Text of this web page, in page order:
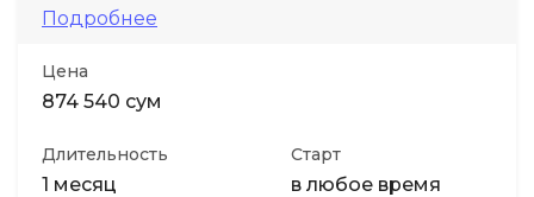
Подробнее
Цена
874 540 сум
Длительность
1 месяц
Старт
в любое время